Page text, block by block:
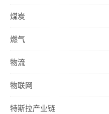
煤炭
燃气
物流
物联网
特斯拉产业链